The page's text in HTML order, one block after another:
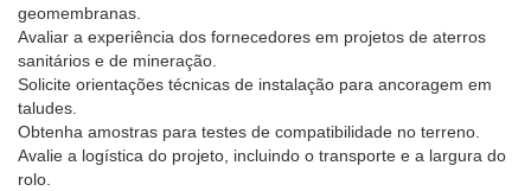
geomembranas.
Avaliar a experiência dos fornecedores em projetos de aterros
sanitários e de mineração.
Solicite orientações técnicas de instalação para ancoragem em
taludes.
Obtenha amostras para testes de compatibilidade no terreno.
Avalie a logística do projeto, incluindo o transporte e a largura do
rolo.